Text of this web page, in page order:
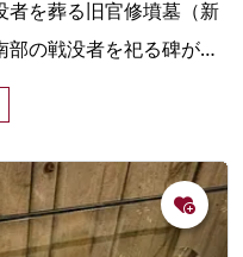
者を葬る旧官修墳墓（新
の戦没者を祀る碑があ
事業の象徴である「亀
も見どころ。